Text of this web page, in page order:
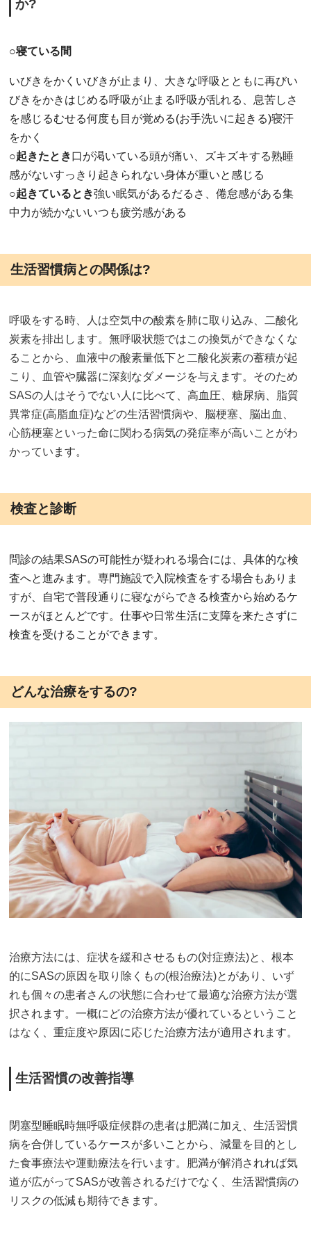
か?
○寝ている間
いびきをかくいびきが止まり、大きな呼吸とともに再びい
びきをかきはじめる呼吸が止まる呼吸が乱れる、息苦しさ
を感じるむせる何度も目が覚める(お手洗いに起きる)寝汗
をかく
○起きたとき口が渇いている頭が痛い、ズキズキする熟睡
感がないすっきり起きられない身体が重いと感じる
○起きているとき強い眠気があるだるさ、倦怠感がある集
中力が続かないいつも疲労感がある
生活習慣病との関係は?
呼吸をする時、人は空気中の酸素を肺に取り込み、二酸化
炭素を排出します。無呼吸状態ではこの換気ができなくな
ることから、血液中の酸素量低下と二酸化炭素の蓄積が起
こり、血管や臓器に深刻なダメージを与えます。そのため
SASの人はそうでない人に比べて、高血圧、糖尿病、脂質
異常症(高脂血症)などの生活習慣病や、脳梗塞、脳出血、
心筋梗塞といった命に関わる病気の発症率が高いことがわ
かっています。
検査と診断
問診の結果SASの可能性が疑われる場合には、具体的な検
査へと進みます。専門施設で入院検査をする場合もありま
すが、自宅で普段通りに寝ながらできる検査から始めるケ
ースがほとんどです。仕事や日常生活に支障を来たさずに
検査を受けることができます。
どんな治療をするの?
治療方法には、症状を緩和させるもの(対症療法)と、根本
的にSASの原因を取り除くもの(根治療法)とがあり、いず
れも個々の患者さんの状態に合わせて最適な治療方法が選
択されます。一概にどの治療方法が優れているということ
はなく、重症度や原因に応じた治療方法が適用されます。
生活習慣の改善指導
閉塞型睡眠時無呼吸症候群の患者は肥満に加え、生活習慣
病を合併しているケースが多いことから、減量を目的とし
た食事療法や運動療法を行います。肥満が解消されれば気
道が広がってSASが改善されるだけでなく、生活習慣病の
リスクの低減も期待できます。